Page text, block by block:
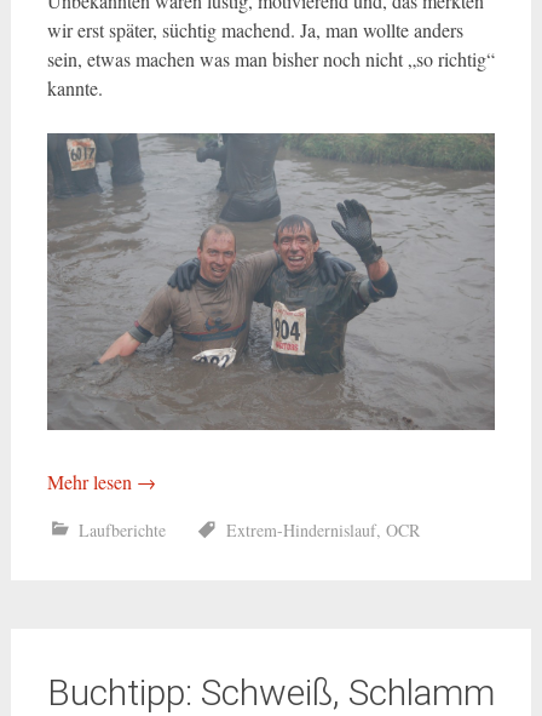
wir erst später, süchtig machend. Ja, man wollte anders
sein, etwas machen was man bisher noch nicht „so richtig“
kannte.
Mehr lesen →
Laufberichte Extrem-Hindernislauf, OCR
Buchtipp: Schweiß, Schlamm